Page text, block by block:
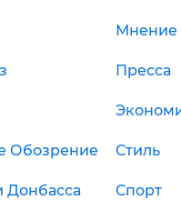
Мнение
Пресса
Обозрение Стиль
Донбасса Спорт